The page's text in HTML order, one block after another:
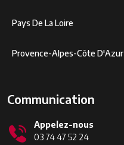
Pays De La Loire
Provence-Alpes-Côte D'Azur
Communication
Appelez-nous
03 74 47 52 24